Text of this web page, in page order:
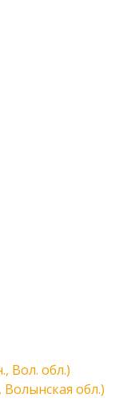
Вол. обл.)
обл.)